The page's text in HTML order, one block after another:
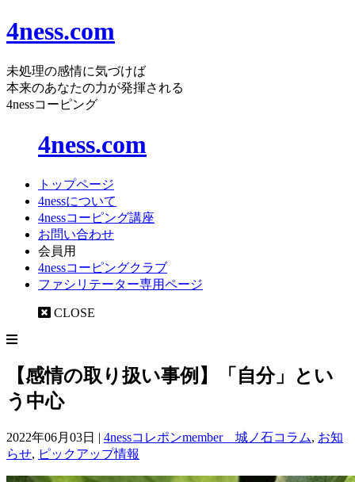
4ness.com
未処理の感情に気づけば
本来のあなたの力が発揮される
4nessコーピング
4ness.com
トップページ
4nessについて
4nessコーピング講座
お問い合わせ
会員用
4nessコーピングクラブ
ファシリテーター専用ページ
CLOSE
【感情の取り扱い事例】「自分」とい
う中心
2022年06月03日 | 4nessコレポンmember 城ノ石コラム, お知
らせ, ピックアップ情報